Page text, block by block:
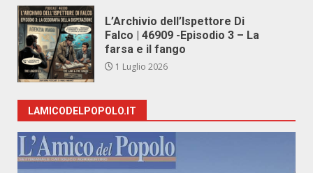
L’Archivio dell’Ispettore Di
Falco | 46909 -Episodio 3 – La
farsa e il fango
1 Luglio 2026
LAMICODELPOPOLO.IT